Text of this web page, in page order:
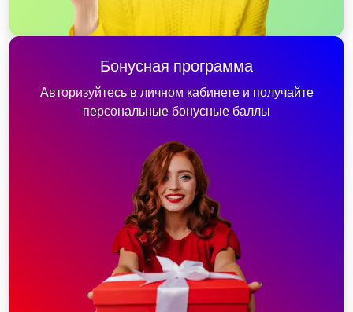
Бонусная программа
Авторизуйтесь в личном кабинете и получайте
персональные бонусные баллы